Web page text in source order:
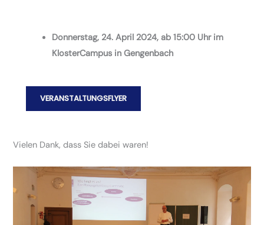
Donnerstag, 24. April 2024, ab 15:00 Uhr im
KlosterCampus in Gengenbach
VERANSTALTUNGSFLYER
Vielen Dank, dass Sie dabei waren!